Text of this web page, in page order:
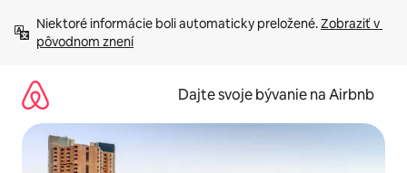
obsah.
Niektoré informácie boli automaticky preložené. Zobraziť v
pôvodnom znení
Dajte svoje bývanie na Airbnb